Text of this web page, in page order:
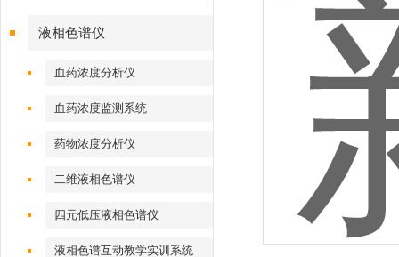
液相色谱仪
血药浓度分析仪
血药浓度监测系统
药物浓度分析仪
二维液相色谱仪
四元低压液相色谱仪
液相色谱互动教学实训系统